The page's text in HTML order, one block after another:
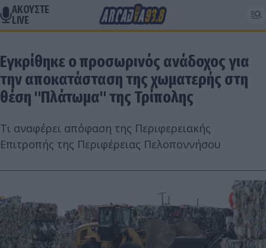
ΑΚΟΥΣΤΕ
LIVE
Εγκρίθηκε ο προσωρινός ανάδοχος για
την αποκατάσταση της χωματερής στη
θέση "Πλάτωμα" της Τρίπολης
Τι αναφέρει απόφαση της Περιφερειακής
Επιτροπής της Περιφέρειας Πελοποννήσου